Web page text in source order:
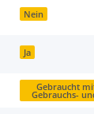
Nein
Ja
Gebraucht
Gebrauchs-